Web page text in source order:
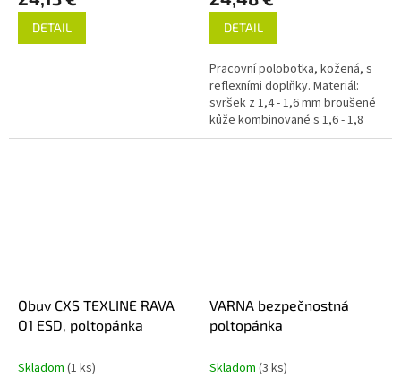
DETAIL DETAIL
Pracovní polobotka, kožená, s
reflexními doplňky. Materiál:
svršek z 1,4 - 1,6 mm broušené
kůže kombinované s 1,6 - 1,8
mm hladkou štípenkou s PU
Obuv CXS TEXLINE RAVA
O1 ESD, poltopánka
Skladom (1 ks)
VARNA bezpečnostná
poltopánka
Skladom (3 ks)